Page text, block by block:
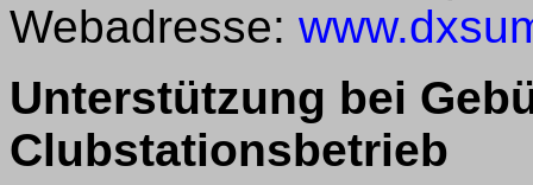
Webadresse:
Unterstützung bei
Clubstationsbetrieb